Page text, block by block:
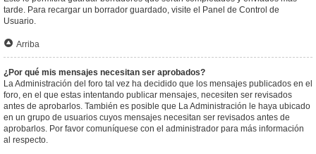
tarde. Para recargar un borrador guardado, visite el Panel de Control de
Usuario.
Arriba
¿Por qué mis mensajes necesitan ser aprobados?
La Administración del foro tal vez ha decidido que los mensajes publicados en el
foro, en el que estas intentando publicar mensajes, necesiten ser revisados
antes de aprobarlos. También es posible que La Administración le haya ubicado
en un grupo de usuarios cuyos mensajes necesitan ser revisados antes de
aprobarlos. Por favor comuníquese con el administrador para más información
al respecto.